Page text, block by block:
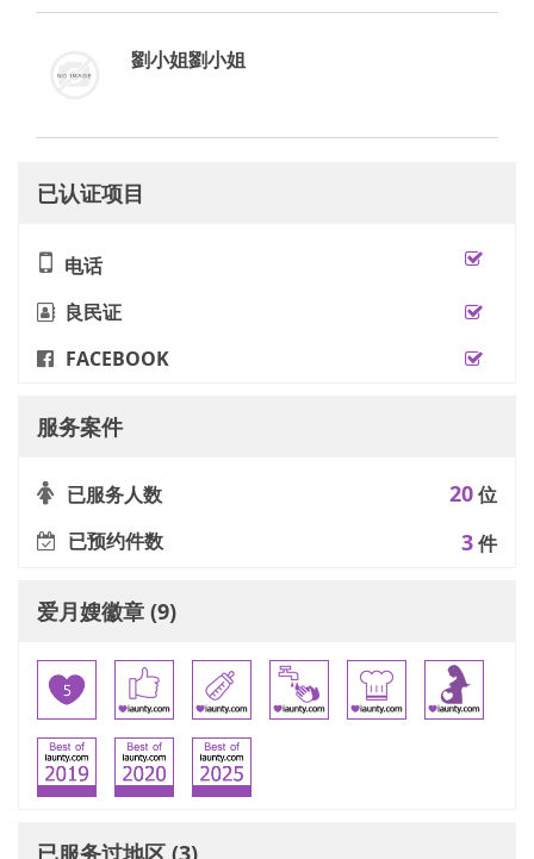
劉小姐劉小姐
已认证项目
电话
良民证
FACEBOOK
服务案件
已服务人数 20位
已预约件数
3件
爱月嫂徽章 (9)